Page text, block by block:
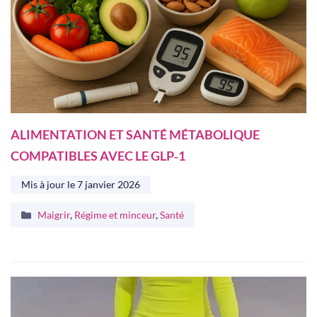
ALIMENTATION ET SANTÉ MÉTABOLIQUE
COMPATIBLES AVEC LE GLP‑1
Mis à jour le7 janvier 2026
Catégories
Maigrir, Régime et minceur,Santé